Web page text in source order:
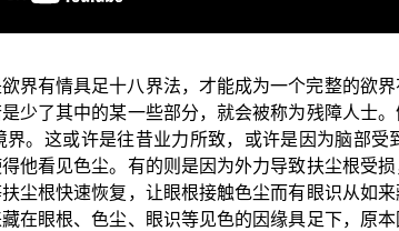
山河大地，共同出生了欲界天、色界天；这
界有情具足十八界法，才能成为一个完整的欲
少了其中的某一些部分，就会被称为残障人士
。这或许是往昔业力所致，或许是因为脑部
他看见色尘。有的则是因为外力导致扶尘根受
尘根快速恢复，让眼根接触色尘而有眼识从如
在眼根、色尘、眼识等见色的因缘具足下，原